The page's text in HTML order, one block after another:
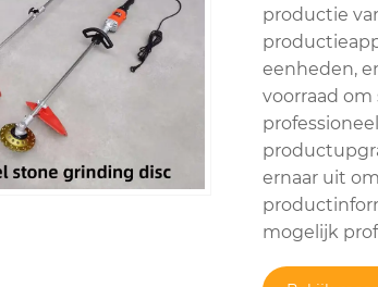
productie
eenheden,
voorraad
ernaar uit
mogelijk